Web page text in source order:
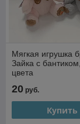
Мягкая игрушка
Зайка с
цвета
20 руб.
Купить